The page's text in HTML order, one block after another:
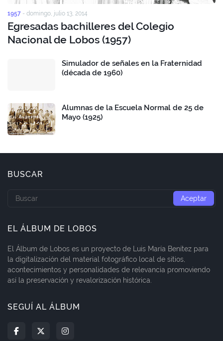
1957 - domingo, julio 13, 2014
Egresadas bachilleres del Colegio
Nacional de Lobos (1957)
Simulador de señales en la Fraternidad
(década de 1960)
Alumnas de la Escuela Normal de 25 de
Mayo (1925)
BUSCAR
EL ÁLBUM DE LOBOS
El Álbum de Lobos es un proyecto de Luis María Benítez para
la digitalización del material fotográfico local de sitios,
acontecimientos y personalidades de relevancia promoviendo
así la preservación y revalorización histórica.
SEGUÍ AL ÁLBUM